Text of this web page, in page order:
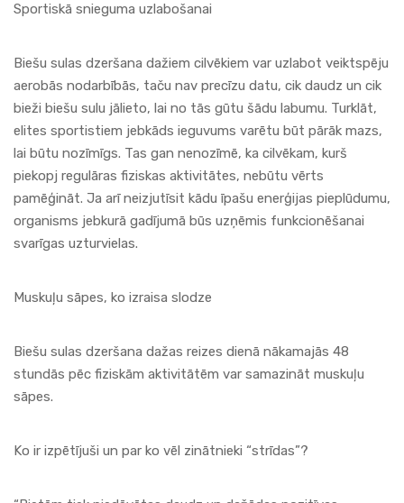
Sportiskā snieguma uzlabošanai
Biešu sulas dzeršana dažiem cilvēkiem var uzlabot veiktspēju
aerobās nodarbībās, taču nav precīzu datu, cik daudz un cik
bieži biešu sulu jālieto, lai no tās gūtu šādu labumu. Turklāt,
elites sportistiem jebkāds ieguvums varētu būt pārāk mazs,
lai būtu nozīmīgs. Tas gan nenozīmē, ka cilvēkam, kurš
piekopj regulāras fiziskas aktivitātes, nebūtu vērts
pamēģināt. Ja arī neizjutīsit kādu īpašu enerģijas pieplūdumu,
organisms jebkurā gadījumā būs uzņēmis funkcionēšanai
svarīgas uzturvielas.
Muskuļu sāpes, ko izraisa slodze
Biešu sulas dzeršana dažas reizes dienā nākamajās 48
stundās pēc fiziskām aktivitātēm var samazināt muskuļu
sāpes.
Ko ir izpētījuši un par ko vēl zinātnieki “strīdas”?